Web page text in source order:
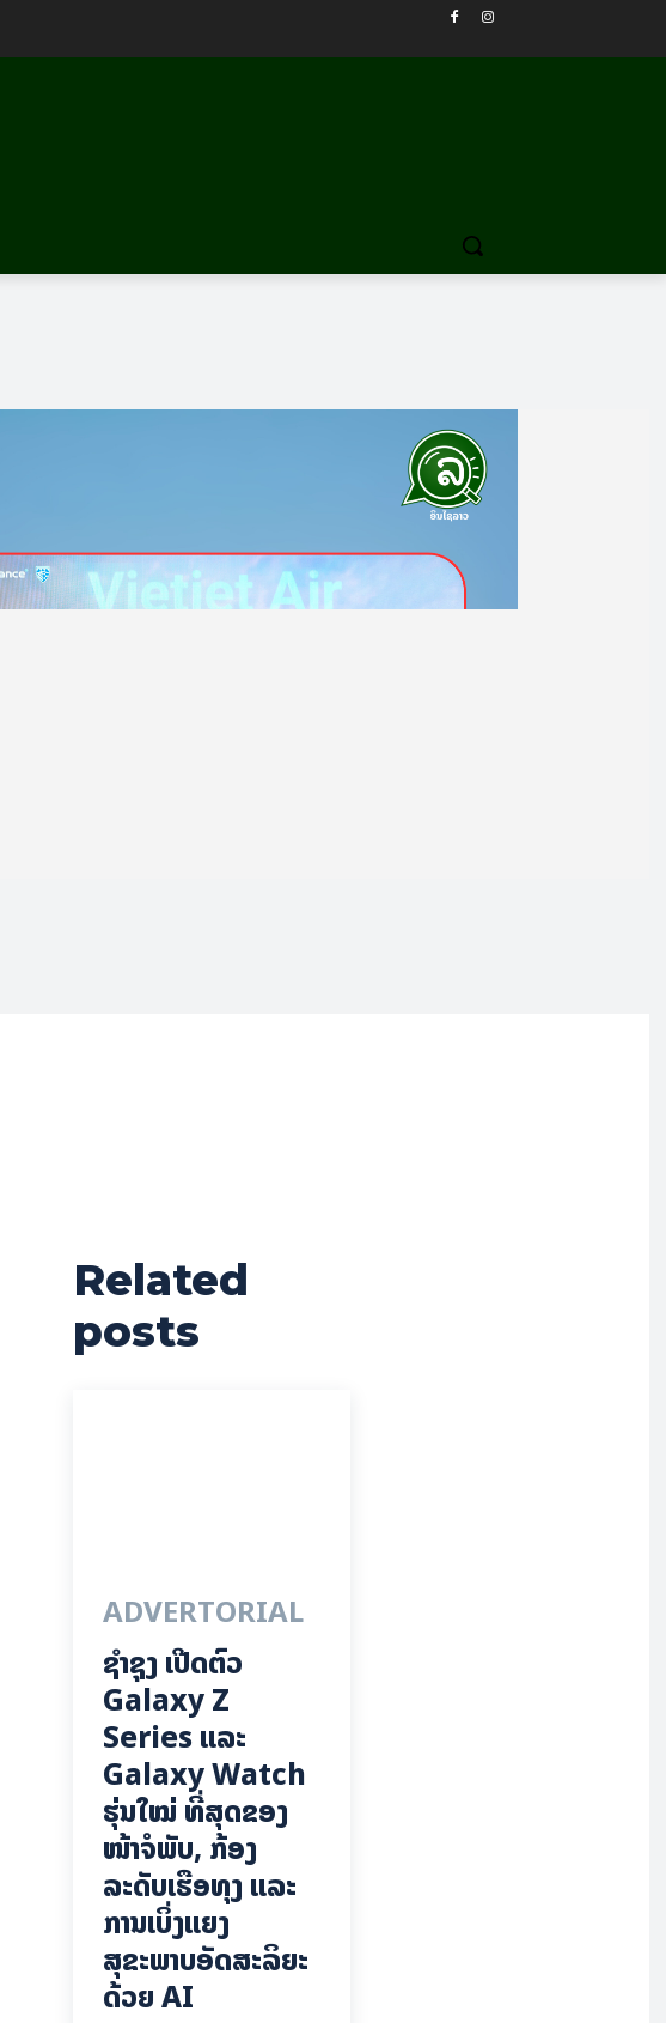
Related
posts
ADVERTORIAL
ຊຳຊຸງ ເປີດຕົວ
Galaxy Z
Series ແລະ
Galaxy Watch
ຮຸ່ນໃໝ່ ທີ່ສຸດຂອງ
ໜ້າຈໍພັບ, ກ້ອງ
ລະດັບເຮືອທຸງ ແລະ
ການເບິ່ງແຍງ
ສຸຂະພາບອັດສະລິຍະ
ດ້ວຍ AI